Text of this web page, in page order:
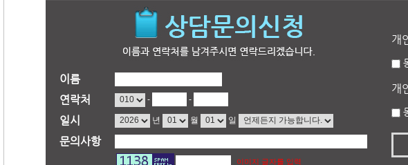
이름
연락처
- -
일시 년 월 일
문의사항
이미지 글자를 입력
개
개